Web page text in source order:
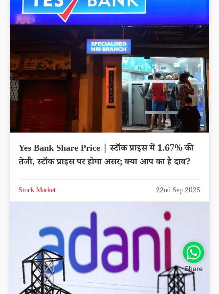
Yes Bank Share Price | स्टॉक प्राइस में 1.67% की
तेजी, स्टॉक प्राइस पर होगा असर; क्या आप का है दाव?
Stock Market 22nd Sep 2025
Share